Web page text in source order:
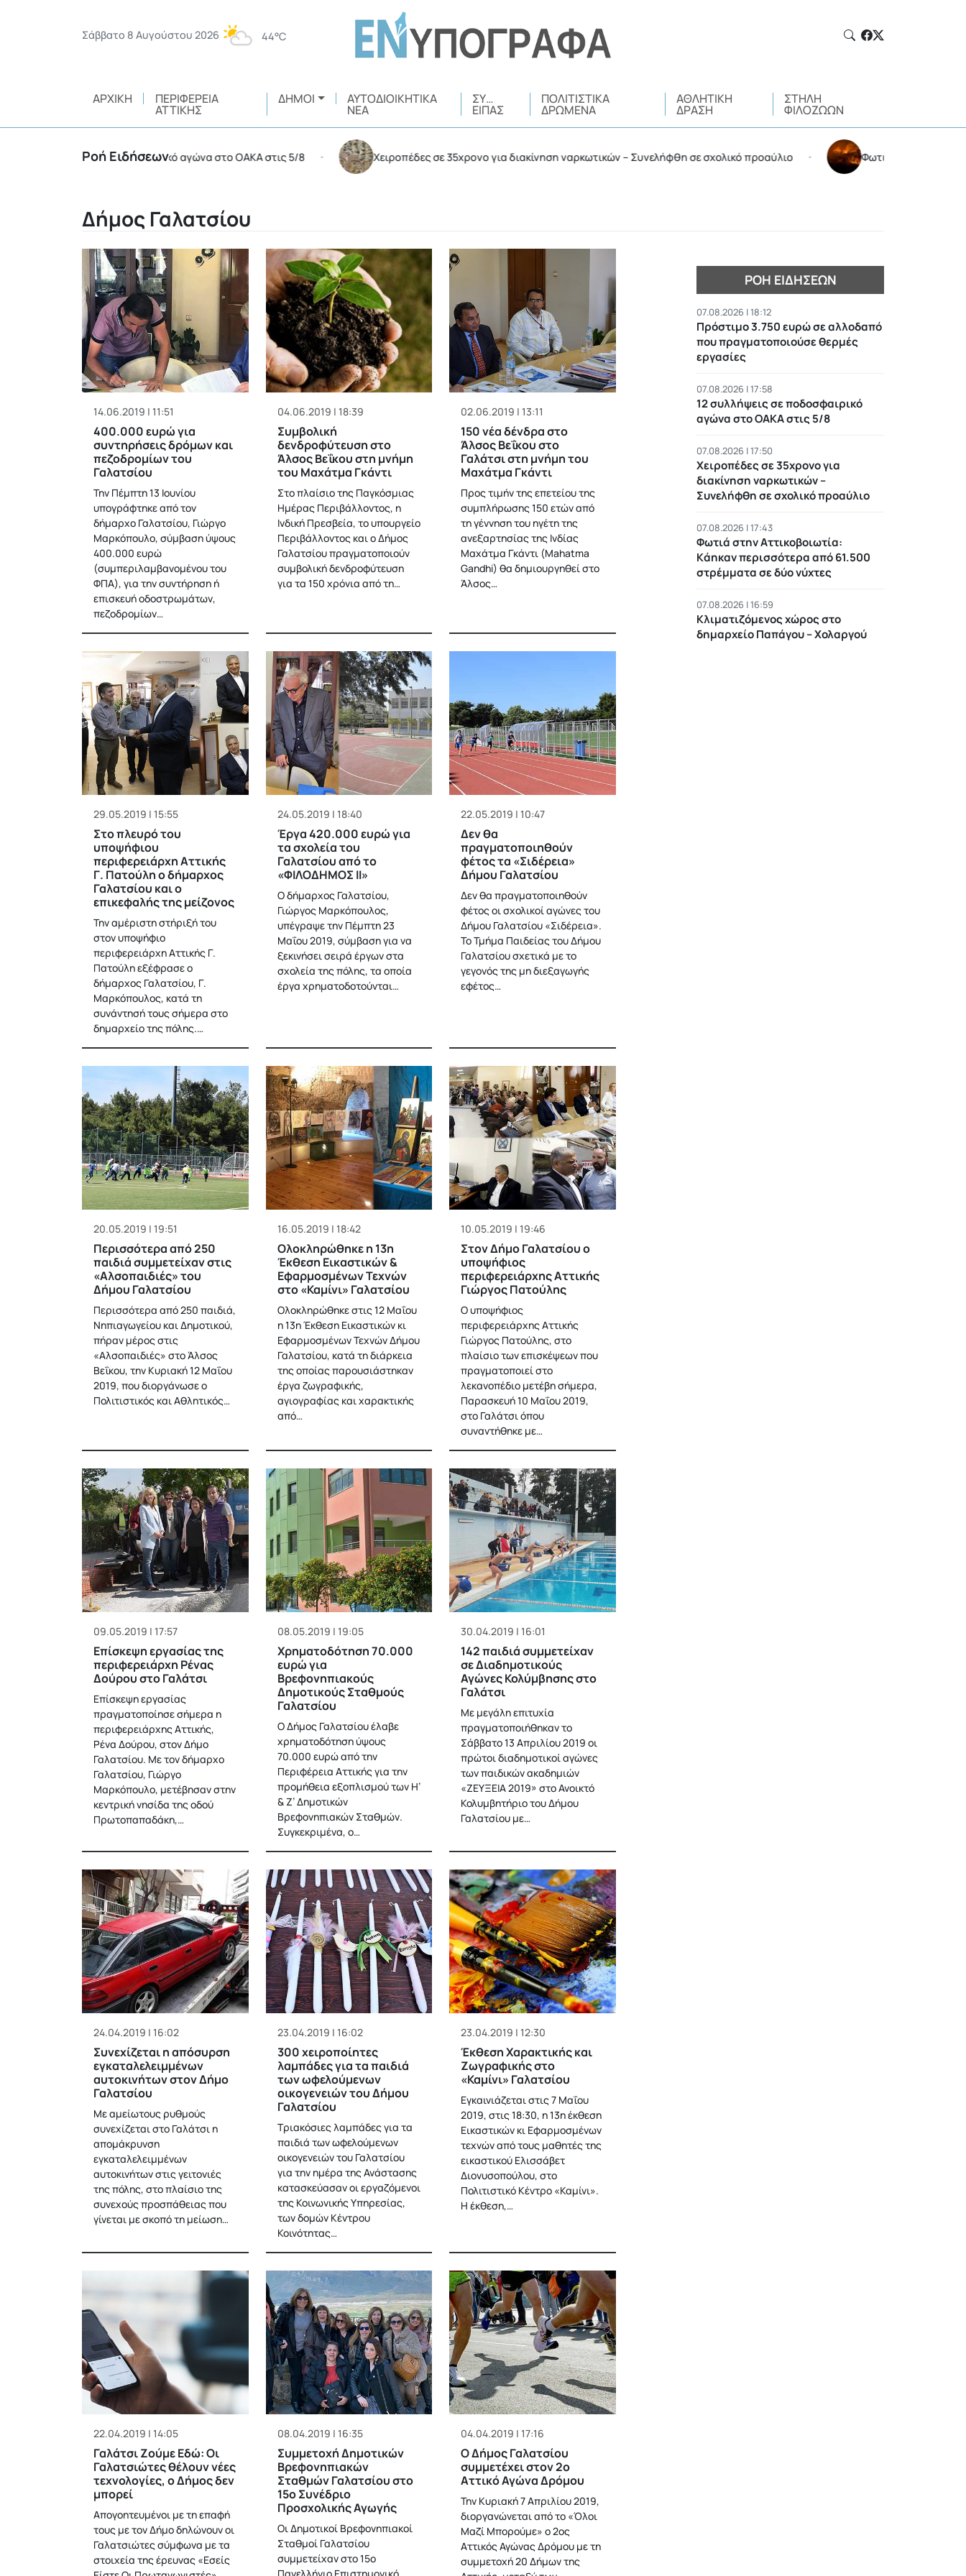
Σάββατο 8 Αυγούστου 2026 44°C
ΑΡΧΙΚΉ ΠΕΡΙΦΈΡΕΙΑ
ΑΤΤΙΚΉΣ
ΔΉΜΟΙ ΑΥΤΟΔΙΟΙΚΗΤΙΚΆ
ΝΈΑ
ΣΥ…
ΕΊΠΑΣ
ΠΟΛΙΤΙΣΤΙΚΆ
ΔΡΏΜΕΝΑ
ΑΘΛΗΤΙΚΉ
ΔΡΆΣΗ
ΣΤΉΛΗ
ΦΙΛΌΖΩΩΝ
Ροή Ειδήσεων
σε ποδοσφαιρικό αγώνα στο ΟΑΚΑ στις 5/8 • Χειροπέδες σε 35χρονο για διακίνηση ναρκωτικών – Συνελήφθη σε σχολικό προαύλιο • Φωτιά στην Αττικοβοιωτία:
Δήμος Γαλατσίου
14.06.2019 | 11:51
400.000 ευρώ για
συντηρήσεις δρόμων και
πεζοδρομίων του
Γαλατσίου
Την Πέμπτη 13 Ιουνίου
υπογράφτηκε από τον
δήμαρχο Γαλατσίου, Γιώργο
Μαρκόπουλο, σύμβαση ύψους
400.000 ευρώ
(συμπεριλαμβανομένου του
ΦΠΑ), για την συντήρηση ή
επισκευή οδοστρωμάτων,
πεζοδρομίων…
04.06.2019 | 18:39
Συμβολική
δενδροφύτευση στο
Άλσος Βεΐκου στη μνήμη
του Μαχάτμα Γκάντι
Στο πλαίσιο της Παγκόσμιας
Ημέρας Περιβάλλοντος, η
Ινδική Πρεσβεία, το υπουργείο
Περιβάλλοντος και ο Δήμος
Γαλατσίου πραγματοποιούν
συμβολική δενδροφύτευση
για τα 150 χρόνια από τη…
02.06.2019 | 13:11
150 νέα δένδρα στο
Άλσος Βεΐκου στο
Γαλάτσι στη μνήμη του
Μαχάτμα Γκάντι
Προς τιμήν της επετείου της
συμπλήρωσης 150 ετών από
τη γέννηση του ηγέτη της
ανεξαρτησίας της Ινδίας
Μαχάτμα Γκάντι (Mahatma
Gandhi) θα δημιουργηθεί στο
Άλσος…
29.05.2019 | 15:55
Στο πλευρό του
υποψήφιου
περιφερειάρχη Αττικής
Γ. Πατούλη ο δήμαρχος
Γαλατσίου και ο
επικεφαλής της μείζονος
Την αμέριστη στήριξή του
στον υποψήφιο
περιφερειάρχη Αττικής Γ.
Πατούλη εξέφρασε ο
δήμαρχος Γαλατσίου, Γ.
Μαρκόπουλος, κατά τη
συνάντησή τους σήμερα στο
δημαρχείο της πόλης.…
24.05.2019 | 18:40
Έργα 420.000 ευρώ για
τα σχολεία του
Γαλατσίου από το
«ΦΙΛΟΔΗΜΟΣ ΙΙ»
Ο δήμαρχος Γαλατσίου,
Γιώργος Μαρκόπουλος,
υπέγραψε την Πέμπτη 23
Μαΐου 2019, σύμβαση για να
ξεκινήσει σειρά έργων στα
σχολεία της πόλης, τα οποία
έργα χρηματοδοτούνται…
22.05.2019 | 10:47
Δεν θα
πραγματοποιηθούν
φέτος τα «Σιδέρεια»
Δήμου Γαλατσίου
Δεν θα πραγματοποιηθούν
φέτος οι σχολικοί αγώνες του
Δήμου Γαλατσίου «Σιδέρεια».
Το Τμήμα Παιδείας του Δήμου
Γαλατσίου σχετικά με το
γεγονός της μη διεξαγωγής
εφέτος…
20.05.2019 | 19:51
Περισσότερα από 250
παιδιά συμμετείχαν στις
«Αλσοπαιδιές» του
Δήμου Γαλατσίου
Περισσότερα από 250 παιδιά,
Νηπιαγωγείου και Δημοτικού,
πήραν μέρος στις
«Αλσοπαιδιές» στο Άλσος
Βεΐκου, την Κυριακή 12 Μαΐου
2019, που διοργάνωσε ο
Πολιτιστικός και Αθλητικός…
16.05.2019 | 18:42
Ολοκληρώθηκε η 13η
Έκθεση Εικαστικών &
Εφαρμοσμένων Τεχνών
στο «Καμίνι» Γαλατσίου
Ολοκληρώθηκε στις 12 Μαΐου
η 13η Έκθεση Εικαστικών κι
Εφαρμοσμένων Τεχνών Δήμου
Γαλατσίου, κατά τη διάρκεια
της οποίας παρουσιάστηκαν
έργα ζωγραφικής,
αγιογραφίας και χαρακτικής
από…
10.05.2019 | 19:46
Στον Δήμο Γαλατσίου ο
υποψήφιος
περιφερειάρχης Αττικής
Γιώργος Πατούλης
Ο υποψήφιος
περιφερειάρχης Αττικής
Γιώργος Πατούλης, στο
πλαίσιο των επισκέψεων που
πραγματοποιεί στο
λεκανοπέδιο μετέβη σήμερα,
Παρασκευή 10 Μαΐου 2019,
στο Γαλάτσι όπου
συναντήθηκε με…
09.05.2019 | 17:57
Επίσκεψη εργασίας της
περιφερειάρχη Ρένας
Δούρου στο Γαλάτσι
Επίσκεψη εργασίας
πραγματοποίησε σήμερα η
περιφερειάρχης Αττικής,
Ρένα Δούρου, στον Δήμο
Γαλατσίου. Με τον δήμαρχο
Γαλατσίου, Γιώργο
Μαρκόπουλο, μετέβησαν στην
κεντρική νησίδα της οδού
Πρωτοπαπαδάκη,…
08.05.2019 | 19:05
Χρηματοδότηση 70.000
ευρώ για
Βρεφονηπιακούς
Δημοτικούς Σταθμούς
Γαλατσίου
Ο Δήμος Γαλατσίου έλαβε
χρηματοδότηση ύψους
70.000 ευρώ από την
Περιφέρεια Αττικής για την
προμήθεια εξοπλισμού των Η’
& Ζ’ Δημοτικών
Βρεφονηπιακών Σταθμών.
Συγκεκριμένα, ο…
30.04.2019 | 16:01
142 παιδιά συμμετείχαν
σε Διαδημοτικούς
Αγώνες Κολύμβησης στο
Γαλάτσι
Με μεγάλη επιτυχία
πραγματοποιήθηκαν το
Σάββατο 13 Απριλίου 2019 οι
πρώτοι διαδημοτικοί αγώνες
των παιδικών ακαδημιών
«ΖΕΥΞΕΙΑ 2019» στο Ανοικτό
Κολυμβητήριο του Δήμου
Γαλατσίου με…
24.04.2019 | 16:02
Συνεχίζεται η απόσυρση
εγκαταλελειμμένων
αυτοκινήτων στον Δήμο
Γαλατσίου
Με αμείωτους ρυθμούς
συνεχίζεται στο Γαλάτσι η
απομάκρυνση
εγκαταλελειμμένων
αυτοκινήτων στις γειτονιές
της πόλης, στο πλαίσιο της
συνεχούς προσπάθειας που
γίνεται με σκοπό τη μείωση…
23.04.2019 | 16:02
300 χειροποίητες
λαμπάδες για τα παιδιά
των ωφελούμενων
οικογενειών του Δήμου
Γαλατσίου
Τριακόσιες λαμπάδες για τα
παιδιά των ωφελούμενων
οικογενειών του Γαλατσίου
για την ημέρα της Ανάστασης
κατασκεύασαν οι εργαζόμενοι
της Κοινωνικής Υπηρεσίας,
των δομών Κέντρου
Κοινότητας…
23.04.2019 | 12:30
Έκθεση Χαρακτικής και
Ζωγραφικής στο
«Καμίνι» Γαλατσίου
Εγκαινιάζεται στις 7 Μαΐου
2019, στις 18:30, η 13η έκθεση
Εικαστικών κι Εφαρμοσμένων
τεχνών από τους μαθητές της
εικαστικού Ελισσάβετ
Διονυσοπούλου, στο
Πολιτιστικό Κέντρο «Καμίνι».
Η έκθεση,…
22.04.2019 | 14:05
Γαλάτσι Ζούμε Εδώ: Οι
Γαλατσιώτες θέλουν νέες
τεχνολογίες, ο Δήμος δεν
μπορεί
Απογοητευμένοι με τη επαφή
τους με τον Δήμο δηλώνουν οι
Γαλατσιώτες σύμφωνα με τα
στοιχεία της έρευνας «Εσείς
08.04.2019 | 16:35
Συμμετοχή Δημοτικών
Βρεφονηπιακών
Σταθμών Γαλατσίου στο
15ο Συνέδριο
Προσχολικής Αγωγής
Οι Δημοτικοί Βρεφονηπιακοί
Σταθμοί Γαλατσίου
συμμετείχαν στο 15ο
04.04.2019 | 17:16
Ο Δήμος Γαλατσίου
συμμετέχει στον 2ο
Αττικό Αγώνα Δρόμου
Την Κυριακή 7 Απριλίου 2019,
διοργανώνεται από το «Όλοι
Μαζί Μπορούμε» ο 2ος
Αττικός Αγώνας Δρόμου με τη
συμμετοχή 20 Δήμων της
ΡΟΉ ΕΙΔΉΣΕΩΝ
07.08.2026 | 18:12
Πρόστιμο 3.750 ευρώ σε αλλοδαπό
που πραγματοποιούσε θερμές
εργασίες
07.08.2026 | 17:58
12 συλλήψεις σε ποδοσφαιρικό
αγώνα στο ΟΑΚΑ στις 5/8
07.08.2026 | 17:50
Χειροπέδες σε 35χρονο για
διακίνηση ναρκωτικών –
Συνελήφθη σε σχολικό προαύλιο
07.08.2026 | 17:43
Φωτιά στην Αττικοβοιωτία:
Kάηκαν περισσότερα από 61.500
στρέμματα σε δύο νύχτες
07.08.2026 | 16:59
Κλιματιζόμενος χώρος στο
δημαρχείο Παπάγου – Χολαργού